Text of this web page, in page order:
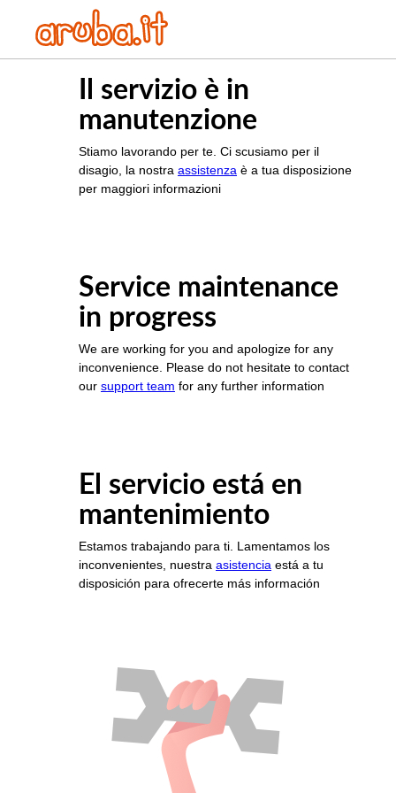
Il servizio è in
manutenzione
Stiamo lavorando per te. Ci scusiamo per il
disagio, la nostra assistenza è a tua disposizione
per maggiori informazioni
Service maintenance
in progress
We are working for you and apologize for any
inconvenience. Please do not hesitate to contact
our support team for any further information
El servicio está en
mantenimiento
Estamos trabajando para ti. Lamentamos los
inconvenientes, nuestra asistencia está a tu
disposición para ofrecerte más información